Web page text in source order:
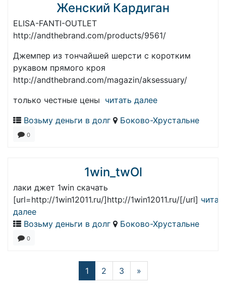
Женский Кардиган
ELISA-FANTI-OUTLET
http://andthebrand.com/products/9561/
Джемпер из тончайшей шерсти с коротким
рукавом прямого кроя
http://andthebrand.com/magazin/aksessuary/
только честные цены читать далее
Возьму деньги в долг
Боково-Хрустальне
0
1win_twOl
лаки джет 1win скачать
[url=http://1win12011.ru/]http://1win12011.ru/[/url]
далее
Возьму деньги в долг
Боково-Хрустальне
0
1 2 3 »